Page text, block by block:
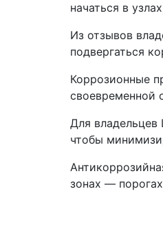
начаться в
Из отзывов
подвергаться
Коррозионные
своевременной
Для
чтобы
зонах —